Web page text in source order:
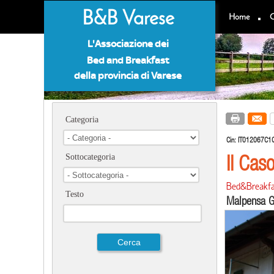
Categoria
Sottocategoria
Testo
Home
B&B Varese
L'Associazione dei
Bed and Breakfast
della provincia di Varese
Cin:
Il
Malpensa